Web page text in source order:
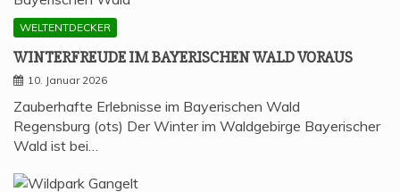
WELTENTDECKER
WIN­TER­FREU­DE IM BAYE­RI­SCHEN WALD VORAUS
10. Januar 2026
Zauberhafte Erlebnisse im Bayerischen Wald
Regensburg (ots) Der Winter im Waldgebirge Bayerischer
Wald ist bei…